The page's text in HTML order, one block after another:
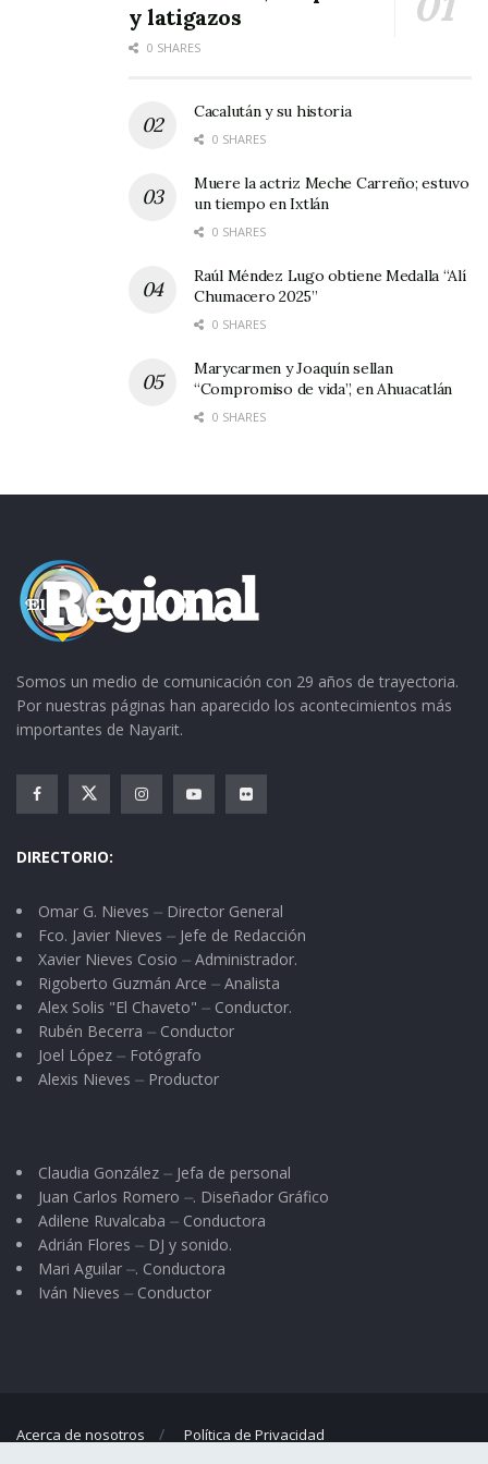
y latigazos
0 SHARES
Cacalután y su historia
0 SHARES
Muere la actriz Meche Carreño; estuvo
un tiempo en Ixtlán
0 SHARES
Raúl Méndez Lugo obtiene Medalla “Alí
Chumacero 2025”
0 SHARES
Marycarmen y Joaquín sellan
“Compromiso de vida”, en Ahuacatlán
0 SHARES
Somos un medio de comunicación con 29 años de trayectoria.
Por nuestras páginas han aparecido los acontecimientos más
importantes de Nayarit.
DIRECTORIO:
Omar G. Nieves ⏤ Director General
Fco. Javier Nieves ⏤ Jefe de Redacción
Xavier Nieves Cosio ⏤ Administrador.
Rigoberto Guzmán Arce ⏤ Analista
Alex Solis "El Chaveto" ⏤ Conductor.
Rubén Becerra ⏤ Conductor
Joel López ⏤ Fotógrafo
Alexis Nieves ⏤ Productor
Claudia González ⏤ Jefa de personal
Juan Carlos Romero ⏤. Diseñador Gráfico
Adilene Ruvalcaba ⏤ Conductora
Adrián Flores ⏤ DJ y sonido.
Mari Aguilar ⏤. Conductora
Iván Nieves ⏤ Conductor
Acerca de nosotros Política de Privacidad